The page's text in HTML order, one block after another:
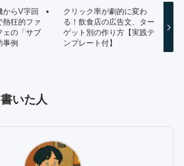
からV字回
熱狂的ファ
ェの「サブ
事例
クリック率が劇的に変わ
る！飲食店の広告文、ター
ゲット別の作り方【実践テ
ンプレート付】
いた人